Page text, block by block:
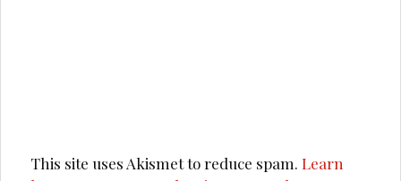
This site uses Akismet to reduce spam.Learn